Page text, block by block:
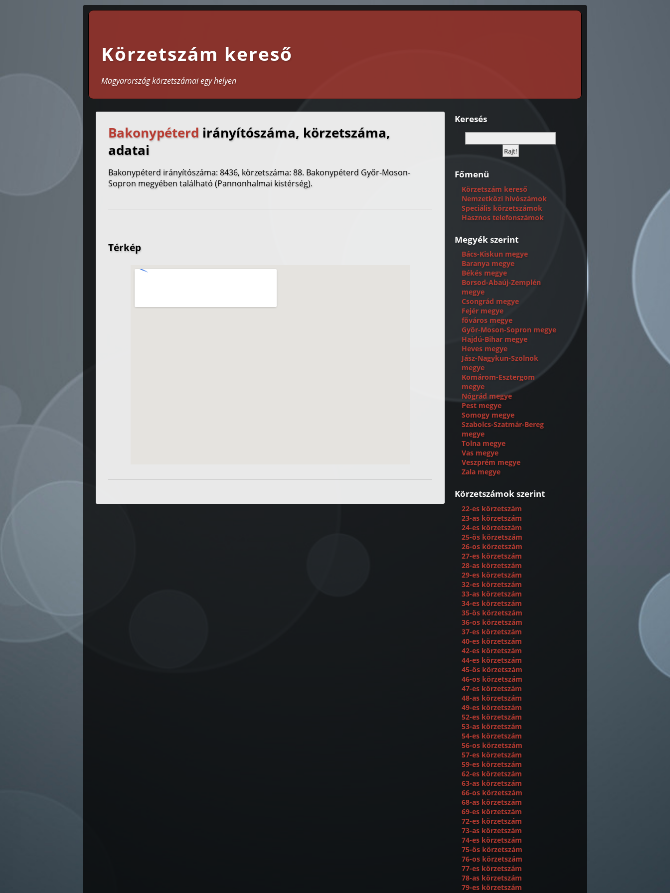
Körzetszám kereső
Magyarország körzetszámai egy helyen
Bakonypéterd irányítószáma, körzetszáma,
adatai
Bakonypéterd irányítószáma: 8436, körzetszáma: 88. Bakonypéterd Győr-Moson-
Sopron megyében található (Pannonhalmai kistérség).
Térkép
Keresés
Főmenü
Körzetszám kereső
Nemzetközi hívószámok
Speciális körzetszámok
Hasznos telefonszámok
Megyék szerint
Bács-Kiskun megye
Baranya megye
Békés megye
Borsod-Abaúj-Zemplén
megye
Csongrád megye
Fejér megye
fõváros megye
Gyõr-Moson-Sopron megye
Hajdú-Bihar megye
Heves megye
Jász-Nagykun-Szolnok
megye
Komárom-Esztergom
megye
Nógrád megye
Pest megye
Somogy megye
Szabolcs-Szatmár-Bereg
megye
Tolna megye
Vas megye
Veszprém megye
Zala megye
Körzetszámok szerint
22-es körzetszám
23-as körzetszám
24-es körzetszám
25-ös körzetszám
26-os körzetszám
27-es körzetszám
28-as körzetszám
29-es körzetszám
32-es körzetszám
33-as körzetszám
34-es körzetszám
35-ös körzetszám
36-os körzetszám
37-es körzetszám
40-es körzetszám
42-es körzetszám
44-es körzetszám
45-ös körzetszám
46-os körzetszám
47-es körzetszám
48-as körzetszám
49-es körzetszám
52-es körzetszám
53-as körzetszám
54-es körzetszám
56-os körzetszám
57-es körzetszám
59-es körzetszám
62-es körzetszám
63-as körzetszám
66-os körzetszám
68-as körzetszám
69-es körzetszám
72-es körzetszám
73-as körzetszám
74-es körzetszám
75-ös körzetszám
76-os körzetszám
77-es körzetszám
78-as körzetszám
79-es körzetszám